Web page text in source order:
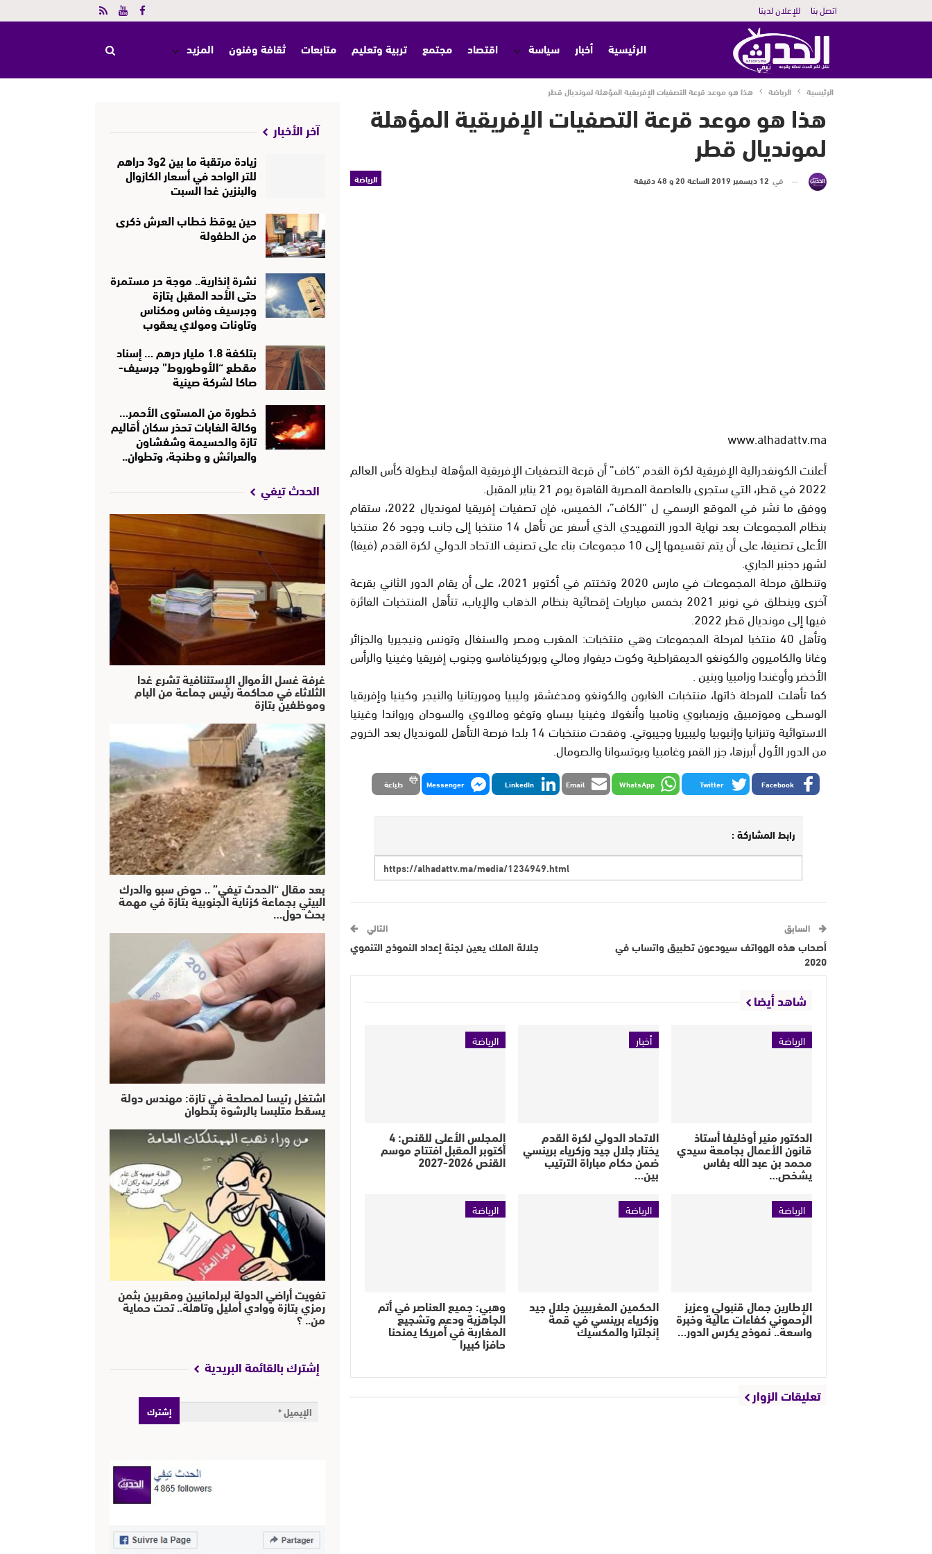
اتصل بنا للإعلان لدينا
الرئيسية أخبار سياسة اقتصاد مجتمع تربية وتعليم متابعات ثقافة وفنون المزيد
الرئيسية الرياضة هذا هو موعد قرعة التصفيات الإفريقية المؤهلة لمونديال قطر
هذا هو موعد قرعة التصفيات الإفريقية المؤهلة
لمونديال قطر
الرياضة في 12 ديسمبر 2019 الساعة 20 و 48 دقيقة
www.alhadattv.ma
أعلنت الكونفدرالية الإفريقية لكرة القدم “كاف” أن قرعة التصفيات الإفريقية المؤهلة لبطولة كأس العالم
2022 في قطر، التي ستجرى بالعاصمة المصرية القاهرة يوم 21 يناير المقبل.
ووفق ما نشر في الموقع الرسمي ل “الكاف”، الخميس، فإن تصفيات إفريقيا لمونديال 2022، ستقام
بنظام المجموعات بعد نهاية الدور التمهيدي الذي أسفر عن تأهل 14 منتخبا إلى جانب وجود 26 منتخبا
الأعلى تصنيفا، على أن يتم تقسيمها إلى 10 مجموعات بناء على تصنيف الاتحاد الدولي لكرة القدم (فيفا)
لشهر دجنبر الجاري.
وتنطلق مرحلة المجموعات في مارس 2020 وتختتم في أكتوبر 2021، على أن يقام الدور الثاني بقرعة
آخرى وينطلق في نونبر 2021 بخمس مباريات إقصائية بنظام الذهاب والإياب، تتأهل المنتخبات الفائزة
فيها إلى مونديال قطر 2022.
وتأهل 40 منتخبا لمرحلة المجموعات وهي منتخبات: المغرب ومصر والسنغال وتونس ونيجيريا والجزائر
وغانا والكاميرون والكونغو الديمقراطية وكوت ديفوار ومالي وبوركينافاسو وجنوب إفريقيا وغينيا والرأس
الأخضر وأوغندا وزامبيا وبنين .
كما تأهلت للمرحلة ذاتها، منتخبات الغابون والكونغو ومدغشقر وليبيا وموريتانيا والنيجر وكينيا وإفريقيا
الوسطى وموزمبيق وزيمبابوي ونامبيا وأنغولا وغينيا بيساو وتوغو ومالاوي والسودان ورواندا وغينيا
الاستوائية وتنزانيا وإثيوبيا وليبيريا وجيبوتي. وفقدت منتخبات 14 بلدا فرصة التأهل للمونديال بعد الخروج
من الدور الأول أبرزها، جزر القمر وغامبيا وبوتسوانا والصومال.
Facebook
Twitter
WhatsApp
Email
LinkedIn
Messenger طباعة
رابط المشاركة :
السابق
أصحاب هذه الهواتف سيودعون تطبيق واتساب في
2020
التالي
جلالة الملك يعين لجنة إعداد النموذج التنموي
شاهد أيضا
الرياضة
الدكتور منير أوخليفا أستاذ
قانون الأعمال بجامعة سيدي
محمد بن عبد الله بفاس
يشخص…
أخبار
الاتحاد الدولي لكرة القدم
يختار جلال جيد وزكرياء برينسي
ضمن حكام مباراة الترتيب
بين…
الرياضة
المجلس الأعلى للقنص: 4
أكتوبر المقبل افتتاح موسم
القنص 2026-2027
الرياضة
الإطارين جمال قنبولي وعزيز
الرحموني كفاءات عالية وخبرة
واسعة.. نموذج يكرس الدور…
الرياضة
الحكمين المغربيين جلال جيد
وزكرياء برينسي في قمة
إنجلترا والمكسيك
الرياضة
وهبي: جميع العناصر في أتم
الجاهزية ودعم وتشجيع
المغاربة في أمريكا يمنحنا
حافزا كبيرا
تعليقات الزوار
آخر الأخبار
زيادة مرتقبة ما بين 2و3 دراهم
للتر الواحد في أسعار الكازوال
والبنزين غدا السبت
حين يوقظ خطاب العرش ذكرى
من الطفولة
نشرة إنذارية.. موجة حر مستمرة
حتى الأحد المقبل بتازة
وجرسيف وفاس ومكناس
وتاونات ومولاي يعقوب
بتلكفة 1.8 مليار درهم … إسناد
مقطع “الأوطوروط” جرسيف-
صاكا لشركة صينية
خطورة من المستوى الأحمر…
وكالة الغابات تحذر سكان أقاليم
تازة والحسيمة وشفشاون
والعرائش و وطنجة، وتطوان..
الحدث تيفي
غرفة غسل الأموال الإستئنافية تشرع غدا
الثلاثاء في محاكمة رئيس جماعة من البام
وموظفين بتازة
بعد مقال “الحدث تيفي” .. حوض سبو والدرك
البيئي بجماعة كزناية الجنوبية بتازة في مهمة
بحث حول…
اشتغل رئيسا لمصلحة في تازة: مهندس دولة
يسقط متلبسا بالرشوة بتطوان
تفويت أراضي الدولة لبرلمانيين ومقربين بثمن
رمزي بتازة ووادي أمليل وتاهلة.. تحت حماية
من.. ؟
إشترك بالقائمة البريدية